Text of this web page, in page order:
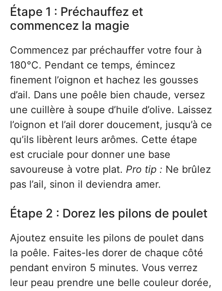
Étape 1 : Préchauffez et
commencez la magie
Commencez par préchauffer votre four à
180°C. Pendant ce temps, émincez
finement l’oignon et hachez les gousses
d’ail. Dans une poêle bien chaude, versez
une cuillère à soupe d’huile d’olive. Laissez
l’oignon et l’ail dorer doucement, jusqu’à ce
qu’ils libèrent leurs arômes. Cette étape
est cruciale pour donner une base
savoureuse à votre plat. Pro tip : Ne brûlez
pas l’ail, sinon il deviendra amer.
Étape 2 : Dorez les pilons de poulet
Ajoutez ensuite les pilons de poulet dans
la poêle. Faites-les dorer de chaque côté
pendant environ 5 minutes. Vous verrez
leur peau prendre une belle couleur dorée,